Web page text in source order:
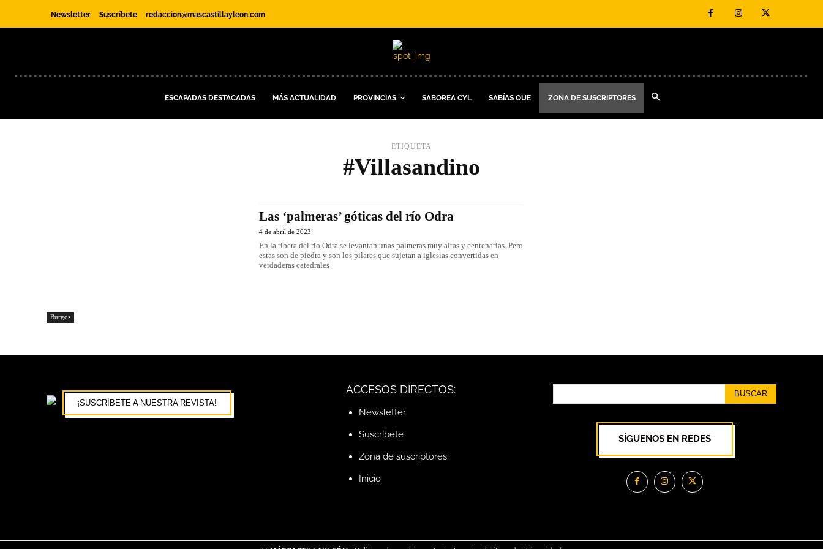
Newsletter Suscríbete redaccion@mascastillayleon.com
ESCAPADAS DESTACADAS MÁS ACTUALIDAD PROVINCIAS SABOREA CYL SABÍAS QUE ZONA DE SUSCRIPTORES
ETIQUETA
#Villasandino
Burgos
Las ‘palmeras’ góticas del río Odra
4 de abril de 2023
En la ribera del río Odra se levantan unas palmeras muy altas y centenarias. Pero
estas son de piedra y son los pilares que sujetan a iglesias convertidas en
verdaderas catedrales
¡SUSCRÍBETE A NUESTRA REVISTA!
ACCESOS DIRECTOS:
Newsletter
Suscríbete
Zona de suscriptores
Inicio
BUSCAR
SÍGUENOS EN REDES